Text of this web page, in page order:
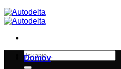
Išči:
Domov